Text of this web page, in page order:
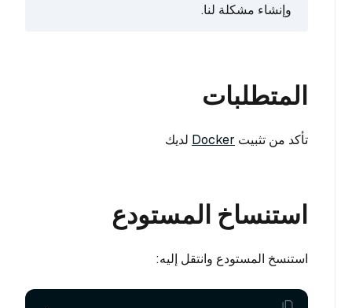
وإنشاء مشكلة لنا.
المتطلبات
تأكد من تثبيت Docker لديك
استنساخ المستودع
استنسخ المستودع وانتقل إليه: